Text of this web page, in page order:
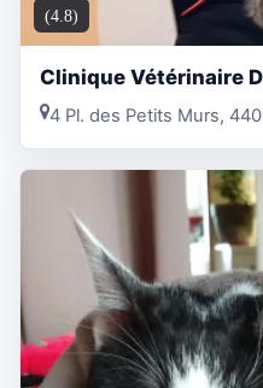
(4.8)
Clinique Vétérinaire
4 Pl. des Petits Murs,